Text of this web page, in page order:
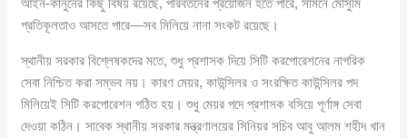
আইন-কানুনের কিছু বিষয় রয়েছে, পরিবর্তনের প্রয়োজন হতে পারে, সামনে মৌসুমি
প্রতিকূলতাও আসতে পারে—সব মিলিয়ে নানা সংকট রয়েছে।
স্থানীয় সরকার বিশ্লেষকদের মতে, শুধু প্রশাসক দিয়ে সিটি করপোরেশনের নাগরিক
সেবা নিশ্চিত করা সম্ভব নয়। কারণ মেয়র, কাউন্সিলর ও সংরক্ষিত কাউন্সিলর পদ
মিলিয়েই সিটি করপোরেশন গঠিত হয়। শুধু মেয়র পদে প্রশাসক বসিয়ে পূর্ণাঙ্গ সেবা
দেওয়া কঠিন। সাবেক স্থানীয় সরকার মন্ত্রণালয়ের সিনিয়র সচিব আবু আলম শহীদ খান